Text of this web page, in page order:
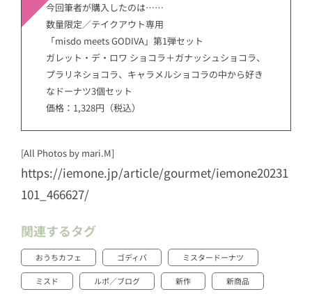
今回筆者が購入したのは……
数量限定／テイクアウト専用
「misdo meets GODIVA」第1弾セット
ガレット・デ・ロワ ショコラ＋ガナッシュショコラ、
プラリネショコラ、キャラメルショコラの中から好き
なドーナツ3個セット
価格：1,328円（税込）
[All Photos by mari.M]
https://iemone.jp/article/gourmet/iemone20231
101_466627/
関連するタグ
おうちカフェ ゴディバ ミスタードーナツ
ミスド ルポ／ブログ 新作 新商品